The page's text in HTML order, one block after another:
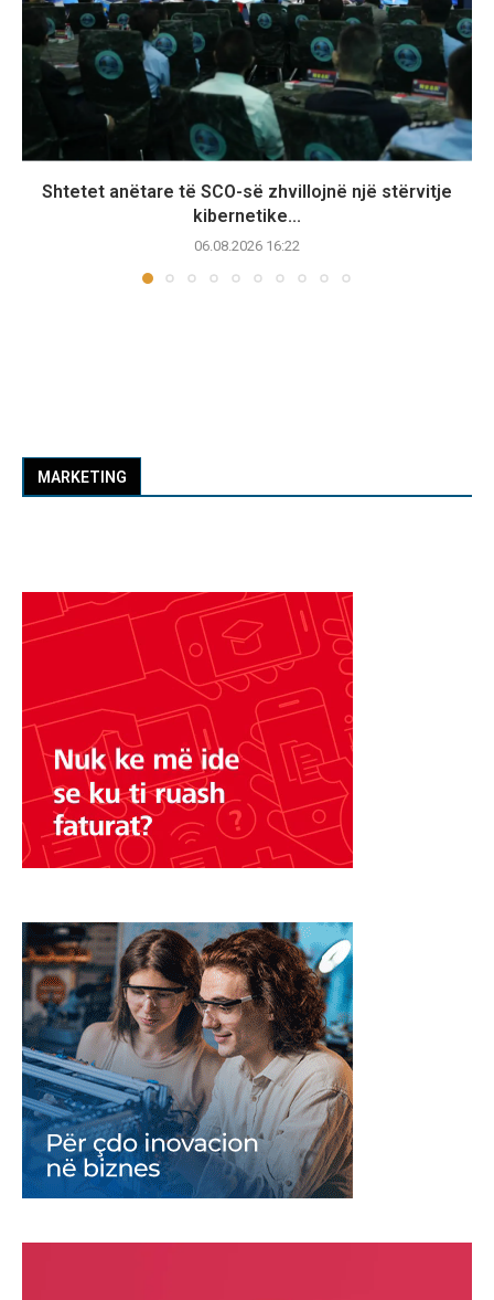
Shtetet anëtare të SCO-së zhvillojnë një stërvitje
kibernetike...
06.08.2026 16:22
MARKETING